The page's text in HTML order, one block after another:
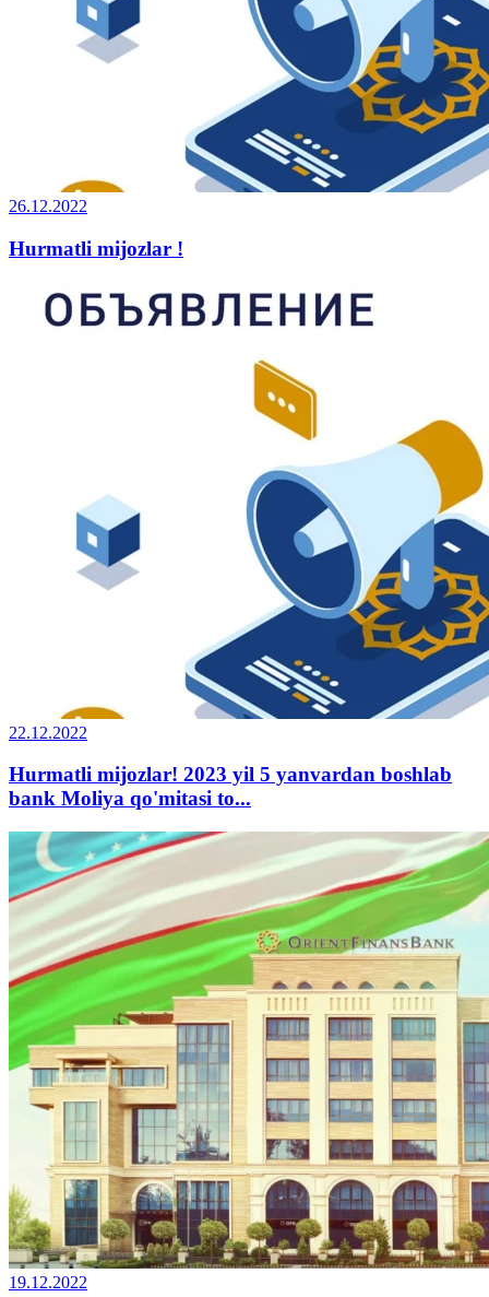
26.12.2022
Hurmatli mijozlar !
22.12.2022
Hurmatli mijozlar! 2023 yil 5 yanvardan boshlab
bank Moliya qo'mitasi to...
19.12.2022